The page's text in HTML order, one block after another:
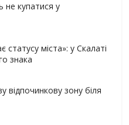
не купатися у
міста»: у Скалаті
знака
зону біля